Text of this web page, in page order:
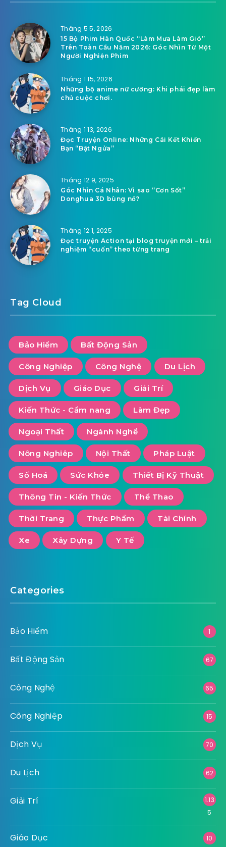
Tháng 5 5, 2026
15 Bộ Phim Hàn Quốc “Làm Mưa Làm Gió”
Trên Toàn Cầu Năm 2026: Góc Nhìn Từ Một
Người Nghiện Phim
Tháng 1 15, 2026
Những bộ anime nữ cường: Khi phái đẹp làm
chủ cuộc chơi.
Tháng 1 13, 2026
Đọc Truyện Online: Những Cái Kết Khiến
Bạn “Bật Ngửa”
Tháng 12 9, 2025
Góc Nhìn Cá Nhân: Vì sao “Cơn Sốt”
Donghua 3D bùng nổ?
Tháng 12 1, 2025
Đọc truyện Action tại blog truyện mới – trải
nghiệm “cuốn” theo từng trang
Tag Cloud
Bảo Hiểm Bất Động Sản
Công Nghiệp Công Nghệ Du Lịch
Dịch Vụ Giáo Dục Giải Trí
Kiến Thức - Cẩm nang Làm Đẹp
Ngoại Thất Ngành Nghề
Nông Nghiêp Nội Thất Pháp Luật
Số Hoá Sức Khỏe Thiết Bị Kỹ Thuật
Thông Tin - Kiến Thức Thể Thao
Thời Trang Thực Phẩm Tài Chính
Xe Xây Dựng Y Tế
Categories
Bảo Hiểm 1
Bất Động Sản 67
Công Nghệ 65
Công Nghiệp 15
Dịch Vụ 70
Du Lịch 62
Giải Trí
1.13
5
Giáo Dục 10